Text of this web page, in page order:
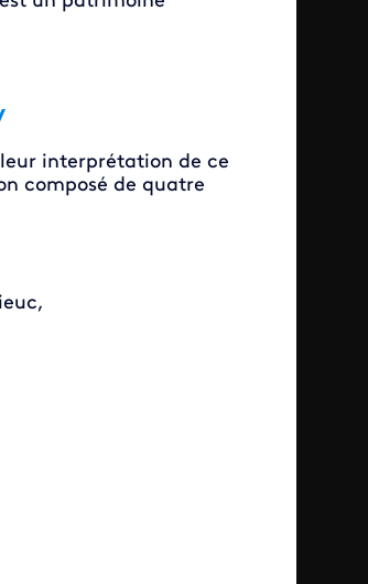
interprétation de ce
composé de quatre